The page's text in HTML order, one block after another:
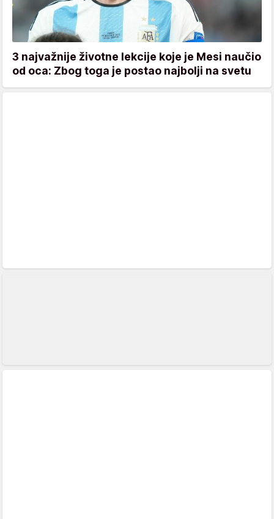
3 najvažnije životne lekcije koje je Mesi naučio
od oca: Zbog toga je postao najbolji na svetu